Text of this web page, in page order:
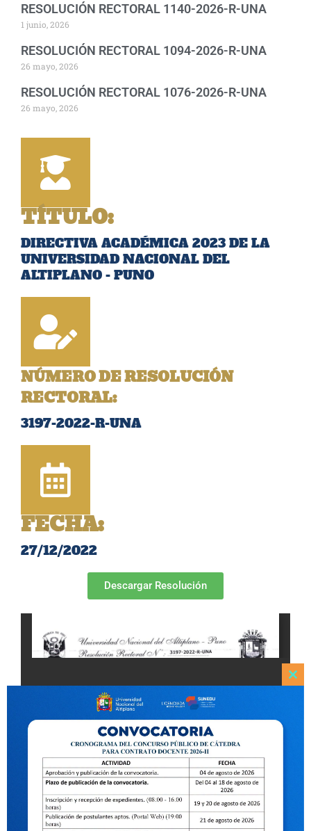
RESOLUCIÓN RECTORAL 1140-2026-R-UNA
1 junio, 2026
RESOLUCIÓN RECTORAL 1094-2026-R-UNA
26 mayo, 2026
RESOLUCIÓN RECTORAL 1076-2026-R-UNA
26 mayo, 2026
TÍTULO:
DIRECTIVA ACADÉMICA 2023 DE LA
UNIVERSIDAD NACIONAL DEL
ALTIPLANO - PUNO
NÚMERO DE RESOLUCIÓN
RECTORAL:
3197-2022-R-UNA
FECHA:
27/12/2022
Descargar Resolución